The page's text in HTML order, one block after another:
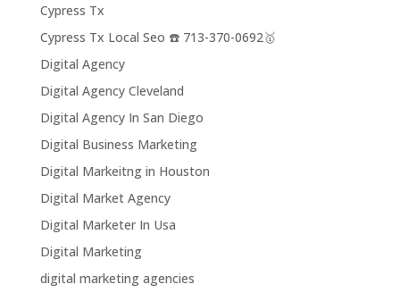
Cypress Tx
Cypress Tx Local Seo ☎️ 713-370-0692🥇
Digital Agency
Digital Agency Cleveland
Digital Agency In San Diego
Digital Business Marketing
Digital Markeitng in Houston
Digital Market Agency
Digital Marketer In Usa
Digital Marketing
digital marketing agencies